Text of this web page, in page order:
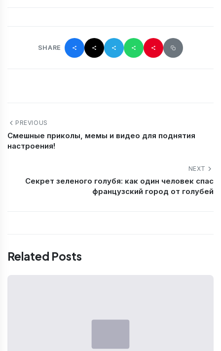
SHARE
PREVIOUS
Смешные приколы, мемы и видео для поднятия
настроения!
NEXT
Секрет зеленого голубя: как один человек спас
французский город от голубей
Related Posts